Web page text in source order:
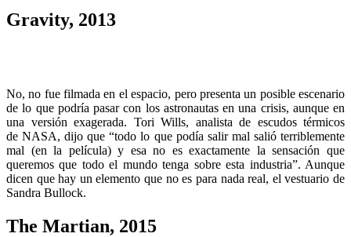
Gravity, 2013
No, no fue filmada en el espacio, pero presenta un posible escenario
de lo que podría pasar con los astronautas en una crisis, aunque en
una versión exagerada. Tori Wills, analista de escudos térmicos
de NASA, dijo que “todo lo que podía salir mal salió terriblemente
mal (en la película) y esa no es exactamente la sensación que
queremos que todo el mundo tenga sobre esta industria”. Aunque
dicen que hay un elemento que no es para nada real, el vestuario de
Sandra Bullock.
The Martian, 2015